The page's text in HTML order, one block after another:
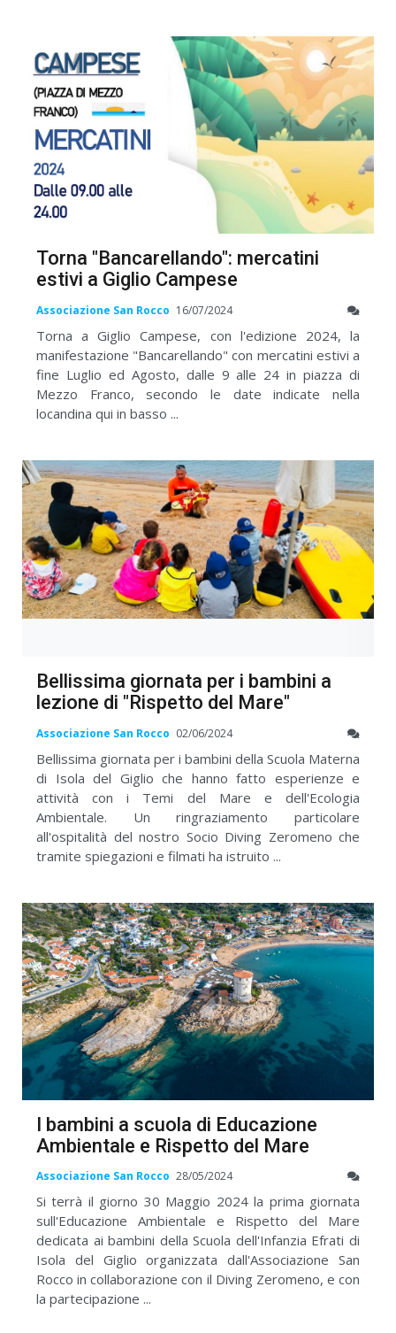
Torna "Bancarellando": mercatini
estivi a Giglio Campese
Associazione San Rocco 16/07/2024
Torna a Giglio Campese, con l'edizione 2024, la
manifestazione "Bancarellando" con mercatini estivi a
fine Luglio ed Agosto, dalle 9 alle 24 in piazza di
Mezzo Franco, secondo le date indicate nella
locandina qui in basso ...
Bellissima giornata per i bambini a
lezione di "Rispetto del Mare"
Associazione San Rocco 02/06/2024
Bellissima giornata per i bambini della Scuola Materna
di Isola del Giglio che hanno fatto esperienze e
attività con i Temi del Mare e dell'Ecologia
Ambientale. Un ringraziamento particolare
all'ospitalità del nostro Socio Diving Zeromeno che
tramite spiegazioni e filmati ha istruito ...
I bambini a scuola di Educazione
Ambientale e Rispetto del Mare
Associazione San Rocco 28/05/2024
Si terrà il giorno 30 Maggio 2024 la prima giornata
sull'Educazione Ambientale e Rispetto del Mare
dedicata ai bambini della Scuola dell'Infanzia Efrati di
Isola del Giglio organizzata dall'Associazione San
Rocco in collaborazione con il Diving Zeromeno, e con
la partecipazione ...